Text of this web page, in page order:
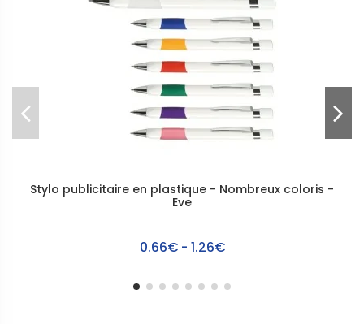
Stylo publicitaire en plastique - Nombreux coloris -
Eve
0.66€ - 1.26€